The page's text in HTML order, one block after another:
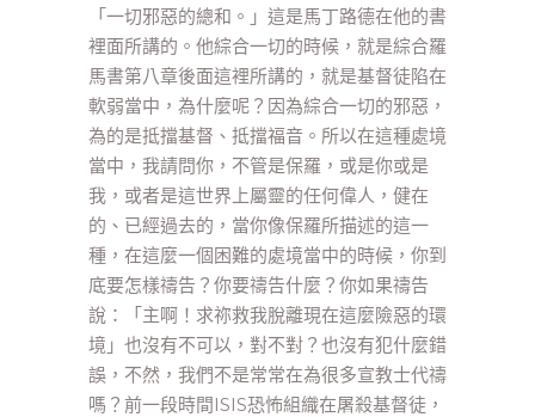
「一切邪惡的總和。」這是馬丁路德在他的書
裡面所講的。他綜合一切的時候，就是綜合羅
馬書第八章後面這裡所講的，就是基督徒陷在
軟弱當中，為什麼呢？因為綜合一切的邪惡，
為的是抵擋基督、抵擋福音。所以在這種處境
當中，我請問你，不管是保羅，或是你或是
我，或者是這世界上屬靈的任何偉人，健在
的、已經過去的，當你像保羅所描述的這一
種，在這麼一個困難的處境當中的時候，你到
底要怎樣禱告？你要禱告什麼？你如果禱告
說：「主啊！求祢救我脫離現在這麼險惡的環
境」也沒有不可以，對不對？也沒有犯什麼錯
誤，不然，我們不是常常在為很多宣教士代禱
嗎？前一段時間ISIS恐怖組織在屠殺基督徒，